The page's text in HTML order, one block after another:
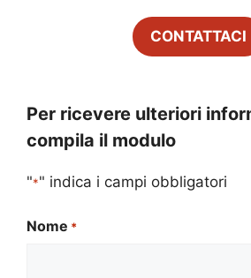
CONTATTACI
Per ricevere ulteriori
compila il modulo
"*" indica i campi obbligatori
Nome *